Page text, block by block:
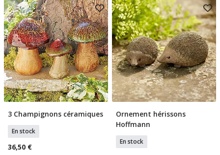
Ajouter Au Panier
3 Champignons céramiques
En stock
36,50 €
Ajouter Au Panier
Ornement hérissons
Hoffmann
En stock